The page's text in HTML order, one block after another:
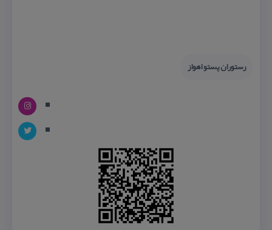
رستوران پستو اهواز